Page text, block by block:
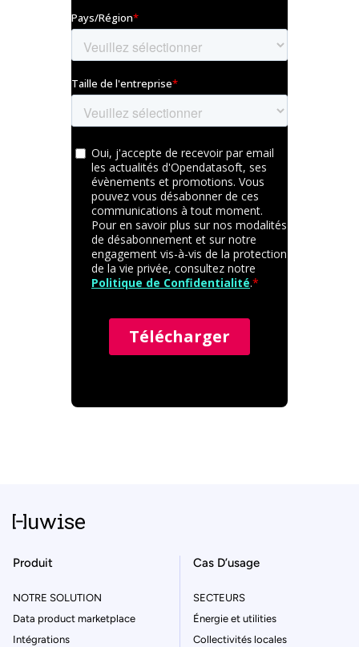
Produit
NOTRE SOLUTION
Data product marketplace
Intégrations
Cas D’usage
SECTEURS
Énergie et utilities
Collectivités locales